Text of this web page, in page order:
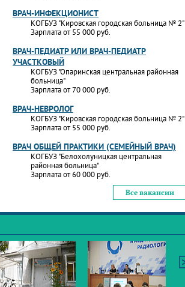
ВРАЧ-ИНФЕКЦИОНИСТ
КОГБУЗ "Кировская городская больница № 2"
Зарплата от 55 000 руб.
ВРАЧ-ПЕДИАТР ИЛИ ВРАЧ-ПЕДИАТР
УЧАСТКОВЫЙ
КОГБУЗ "Опаринская центральная районная
больница"
Зарплата от 70 000 руб.
ВРАЧ-НЕВРОЛОГ
КОГБУЗ "Кировская городская больница № 2"
Зарплата от 55 000 руб.
ВРАЧ ОБЩЕЙ ПРАКТИКИ (СЕМЕЙНЫЙ ВРАЧ)
КОГБУЗ "Белохолуницкая центральная
районная больница"
Зарплата от 60 000 руб.
Все вакансии